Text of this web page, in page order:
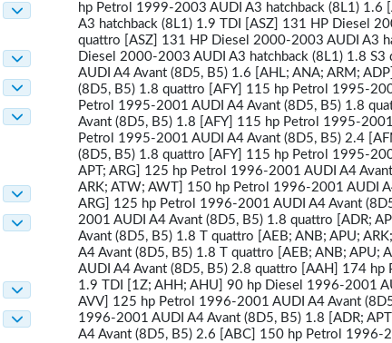
hp Petrol 1999-2003 AUDI A3 hatchback (8L1)
A3 hatchback (8L1) 1.9 TDI [ASZ] 131 HP Diesel
quattro [ASZ] 131 HP Diesel 2000-2003 AUDI A3
Diesel 2000-2003 AUDI A3 hatchback (8L1) 1.8
AUDI A4 Avant (8D5, B5) 1.6 [AHL; ANA; ARM;
(8D5, B5) 1.8 quattro [AFY] 115 hp Petrol 1995-
Petrol 1995-2001 AUDI A4 Avant (8D5, B5) 1.8
Avant (8D5, B5) 1.8 [AFY] 115 hp Petrol 1995-
Petrol 1995-2001 AUDI A4 Avant (8D5, B5) 2.4
(8D5, B5) 1.8 quattro [AFY] 115 hp Petrol 1995-
APT; ARG] 125 hp Petrol 1996-2001 AUDI A4
ARK; ATW; AWT] 150 hp Petrol 1996-2001 AUDI
ARG] 125 hp Petrol 1996-2001 AUDI A4 Avant
2001 AUDI A4 Avant (8D5, B5) 1.8 quattro [ADR;
Avant (8D5, B5) 1.8 T quattro [AEB; ANB; APU;
A4 Avant (8D5, B5) 1.8 T quattro [AEB; ANB;
AUDI A4 Avant (8D5, B5) 2.8 quattro [AAH] 174
1.9 TDI [1Z; AHH; AHU] 90 hp Diesel 1996-2001
AVV] 125 hp Petrol 1996-2001 AUDI A4 Avant
1996-2001 AUDI A4 Avant (8D5, B5) 1.8 [ADR;
A4 Avant (8D5, B5) 2.6 [ABC] 150 hp Petrol 1996-